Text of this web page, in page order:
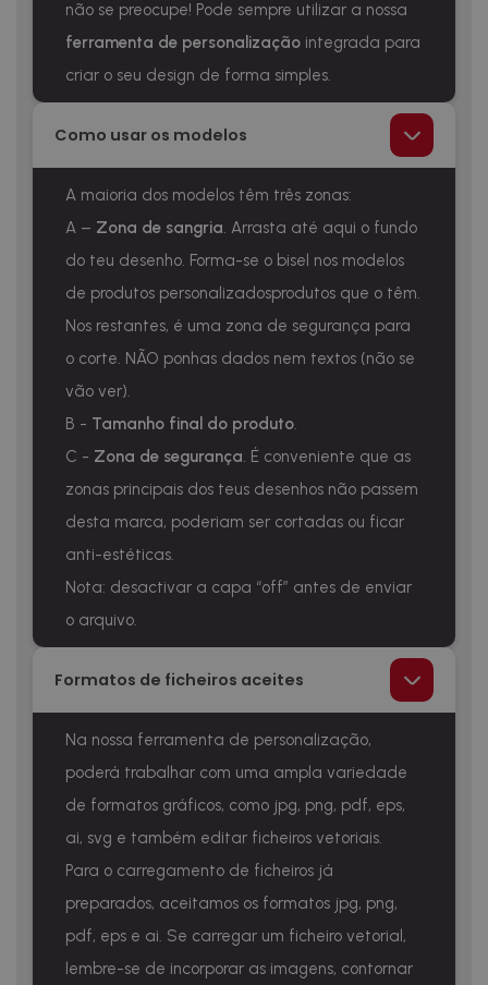
não se preocupe! Pode sempre utilizar a nossa
ferramenta de personalização integrada para
criar o seu design de forma simples.
Como usar os modelos
A maioria dos modelos têm três zonas:
A – Zona de sangria. Arrasta até aqui o fundo
do teu desenho. Forma-se o bisel nos modelos
de produtos personalizadosprodutos que o têm.
Nos restantes, é uma zona de segurança para
o corte. NÃO ponhas dados nem textos (não se
vão ver).
B - Tamanho final do produto.
C - Zona de segurança. É conveniente que as
zonas principais dos teus desenhos não passem
desta marca, poderiam ser cortadas ou ficar
anti-estéticas.
Nota: desactivar a capa “off” antes de enviar
o arquivo.
Formatos de ficheiros aceites
Na nossa ferramenta de personalização,
poderá trabalhar com uma ampla variedade
de formatos gráficos, como jpg, png, pdf, eps,
ai, svg e também editar ficheiros vetoriais.
Para o carregamento de ficheiros já
preparados, aceitamos os formatos jpg, png,
pdf, eps e ai. Se carregar um ficheiro vetorial,
lembre-se de incorporar as imagens, contornar